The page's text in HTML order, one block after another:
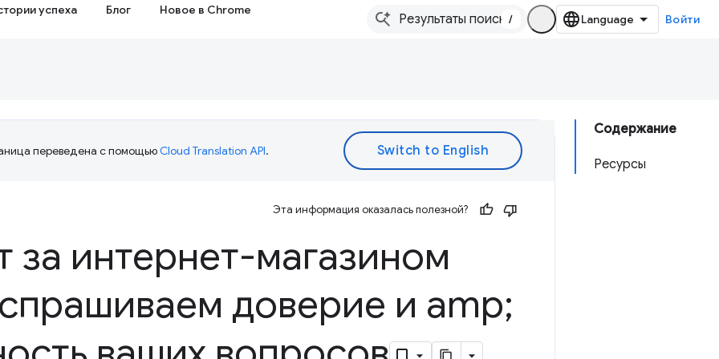
успеха Блог Новое в Chrome
/ Войти
Содержание
Ресурсы
переведена с помощьюCloud Translation API.
Эта информация оказалась полезной?
за интернет-магазином
доверие и amp;